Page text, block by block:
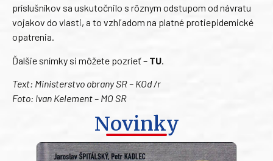
príslušníkov sa uskutočnilo s rôznym odstupom od návratu
vojakov do vlasti, a to vzhľadom na platné protiepidemické
opatrenia.
Ďalšie snímky si môžete pozrieť – TU
Text: Ministerstvo obrany SR – KOd /r
Foto: Ivan Kelement – MO SR
Novinky